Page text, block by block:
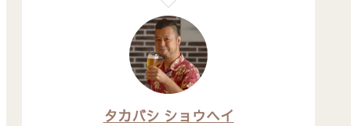
タカバシ ショウヘイ